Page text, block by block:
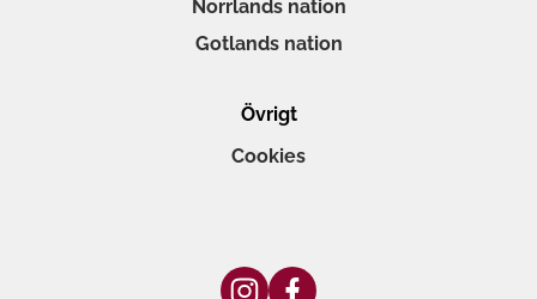
Norrlands nation
Gotlands nation
Övrigt
Cookies